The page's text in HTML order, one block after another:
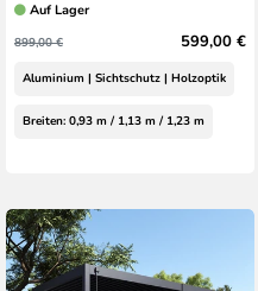
Auf Lager
899,00 € 599,00 €
Aluminium | Sichtschutz | Holzoptik
Breiten: 0,93 m / 1,13 m / 1,23 m